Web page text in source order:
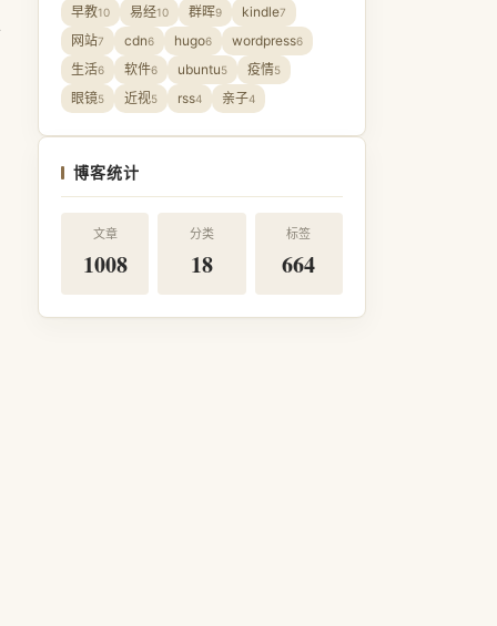
早教10 易经10 群晖9 kindle7
网站7 cdn6 hugo6 wordpress6
生活6 软件6 ubuntu5 疫情5
眼镜5 近视5 rss4 亲子4
博客统计
文章
1008
分类
18
标签
664